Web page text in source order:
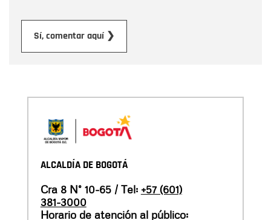
Sí, comentar aquí ❯
ALCALDÍA DE BOGOTÁ
Cra 8 N° 10-65 / Tel: +57 (601)
381-3000
Horario de atención al público: